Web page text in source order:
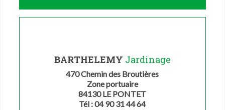
BARTHELEMY Jardinage
470 Chemin des Broutières
Zone portuaire
84130 LE PONTET
Tél : 04 90 31 44 64